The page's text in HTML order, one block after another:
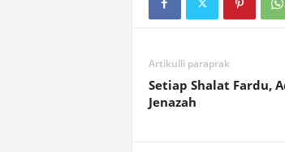
Artikulli paraprak
Setiap Shalat Fardu,
Jenazah